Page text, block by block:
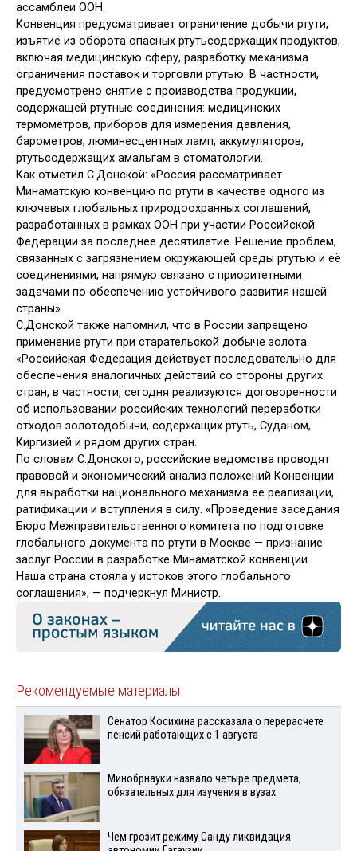
ассамблеи ООН.
Конвенция предусматривает ограничение добычи ртути,
изъятие из оборота опасных ртутьсодержащих продуктов,
включая медицинскую сферу, разработку механизма
ограничения поставок и торговли ртутью. В частности,
предусмотрено снятие с производства продукции,
содержащей ртутные соединения: медицинских
термометров, приборов для измерения давления,
барометров, люминесцентных ламп, аккумуляторов,
ртутьсодержащих амальгам в стоматологии.
Как отметил С.Донской: «Россия рассматривает
Минаматскую конвенцию по ртути в качестве одного из
ключевых глобальных природоохранных соглашений,
разработанных в рамках ООН при участии Российской
Федерации за последнее десятилетие. Решение проблем,
связанных с загрязнением окружающей среды ртутью и её
соединениями, напрямую связано с приоритетными
задачами по обеспечению устойчивого развития нашей
страны».
С.Донской также напомнил, что в России запрещено
применение ртути при старательской добыче золота.
«Российская Федерация действует последовательно для
обеспечения аналогичных действий со стороны других
стран, в частности, сегодня реализуются договоренности
об использовании российских технологий переработки
отходов золотодобычи, содержащих ртуть, Суданом,
Киргизией и рядом других стран.
По словам С.Донского, российские ведомства проводят
правовой и экономический анализ положений Конвенции
для выработки национального механизма ее реализации,
ратификации и вступления в силу. «Проведение заседания
Бюро Межправительственного комитета по подготовке
глобального документа по ртути в Москве — признание
заслуг России в разработке Минаматской конвенции.
Наша страна стояла у истоков этого глобального
соглашения», — подчеркнул Министр.
Рекомендуемые материалы
Сенатор Косихина рассказала о перерасчете
пенсий работающих с 1 августа
Минобрнауки назвало четыре предмета,
обязательных для изучения в вузах
Чем грозит режиму Санду ликвидация